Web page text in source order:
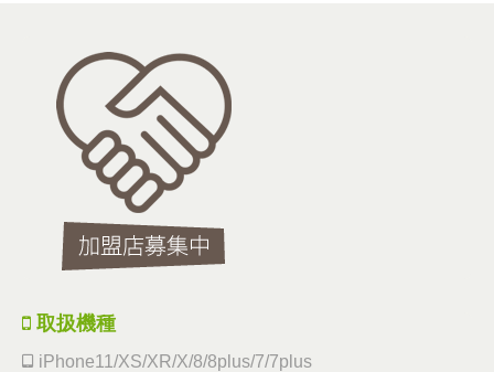
取扱機種
iPhone11/XS/XR/X/8/8plus/7/7plus